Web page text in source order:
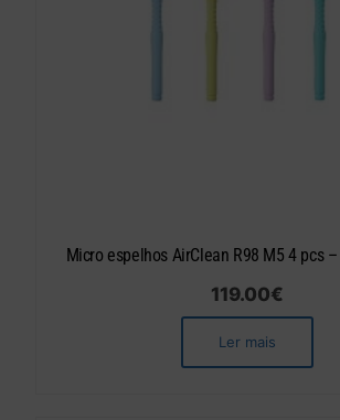
Micro espelhos AirClean R98 M5 4 pcs –
119.00€
Ler mais